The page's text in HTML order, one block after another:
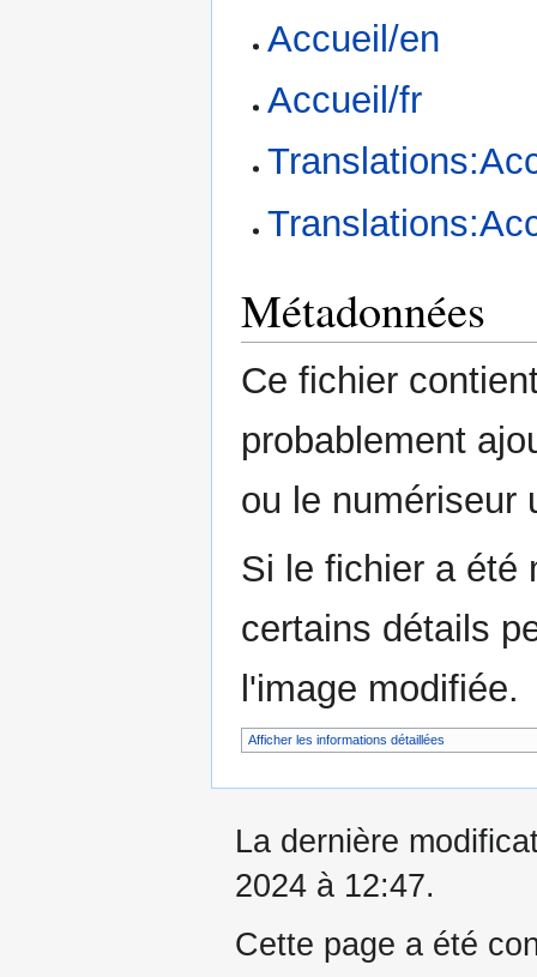
Accueil/en
Accueil/fr
Métadonnées
Ce fichier
probablement
ou le numériseur
Si le fichier a été
certains détails
l'image modifiée.
Afficher les informations détaillées
La dernière
2024 à 12:47.
Cette page a été